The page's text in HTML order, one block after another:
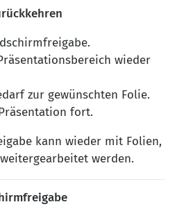
wieder
zur gewünschten Folie.
fort.
kann wieder mit Folien,
werden.